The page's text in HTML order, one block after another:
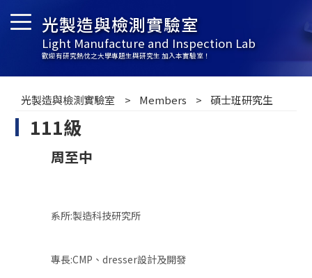
光製造與檢測實驗室
Light Manufacture and Inspection Lab
歡迎有研究熱忱之大學專題生與研究生 加入本實驗室！
光製造與檢測實驗室 Members 碩士班研究生
111級
周至中
系所:製造科技研究所
專長:CMP、dresser設計及開發